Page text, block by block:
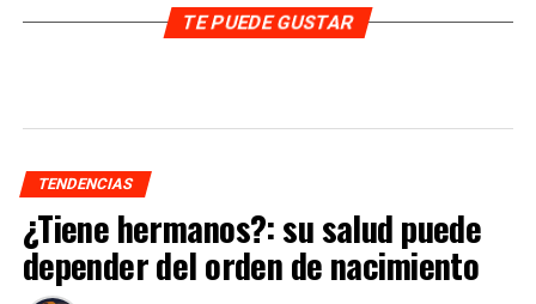
TE PUEDE GUSTAR
TENDENCIAS
¿Tiene hermanos?: su salud puede
depender del orden de nacimiento